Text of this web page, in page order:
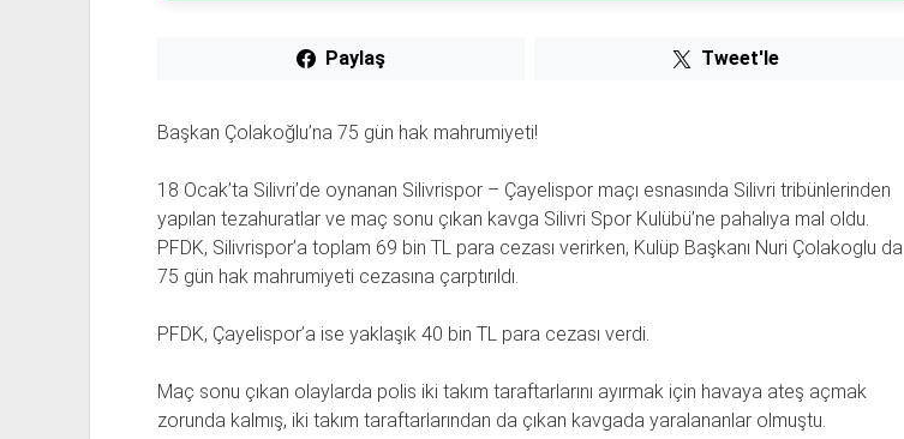
Paylaş Tweet'le
Başkan Çolakoğlu’na 75 gün hak mahrumiyeti!
18 Ocak’ta Silivri’de oynanan Silivrispor – Çayelispor maçı esnasında Silivri tribünlerinden
yapılan tezahuratlar ve maç sonu çıkan kavga Silivri Spor Kulübü’ne pahalıya mal oldu.
PFDK, Silivrispor’a toplam 69 bin TL para cezası verirken, Kulüp Başkanı Nuri Çolakoglu da
75 gün hak mahrumiyeti cezasına çarptırıldı.
PFDK, Çayelispor’a ise yaklaşık 40 bin TL para cezası verdi.
Maç sonu çıkan olaylarda polis iki takım taraftarlarını ayırmak için havaya ateş açmak
zorunda kalmış, iki takım taraftarlarından da çıkan kavgada yaralananlar olmuştu.